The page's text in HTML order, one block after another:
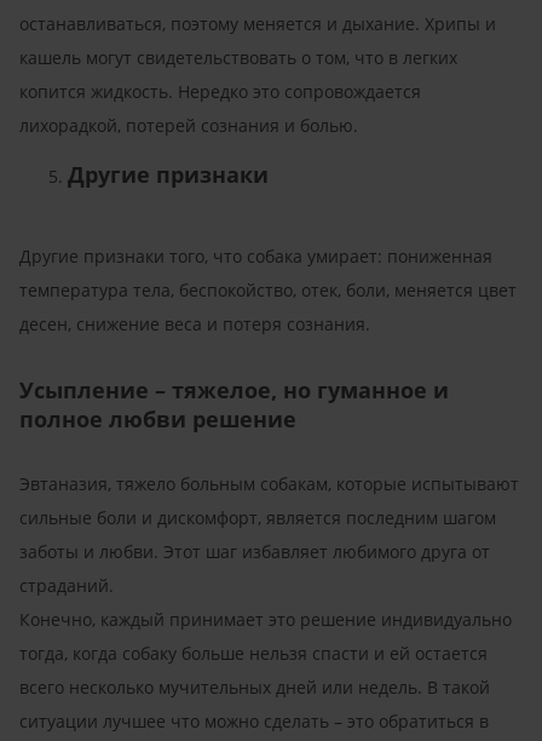
останавливаться, поэтому меняется и дыхание. Хрипы и
кашель могут свидетельствовать о том, что в легких
копится жидкость. Нередко это сопровождается
лихорадкой, потерей сознания и болью.
Другие признаки
Другие признаки того, что собака умирает: пониженная
температура тела, беспокойство, отек, боли, меняется цвет
десен, снижение веса и потеря сознания.
Усыпление – тяжелое, но гуманное и
полное любви решение
Эвтаназия, тяжело больным собакам, которые испытывают
сильные боли и дискомфорт, является последним шагом
заботы и любви. Этот шаг избавляет любимого друга от
страданий.
Конечно, каждый принимает это решение индивидуально
тогда, когда собаку больше нельзя спасти и ей остается
всего несколько мучительных дней или недель. В такой
ситуации лучшее что можно сделать – это обратиться в